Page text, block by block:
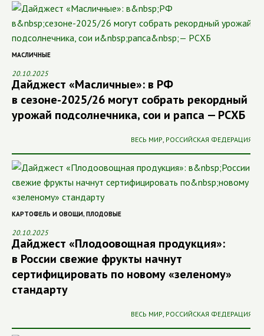
МАСЛИЧНЫЕ
20.10.2025
Дайджест «Масличные»: в РФ
в сезоне-2025/26 могут собрать рекордный
урожай подсолнечника, сои и рапса — РСХБ
ВЕСЬ МИР, РОССИЙСКАЯ ФЕДЕРАЦИЯ
КАРТОФЕЛЬ И ОВОЩИ, ПЛОДОВЫЕ
20.10.2025
Дайджест «Плодоовощная продукция»:
в России свежие фрукты начнут
сертифицировать по новому «зеленому»
стандарту
ВЕСЬ МИР, РОССИЙСКАЯ ФЕДЕРАЦИЯ